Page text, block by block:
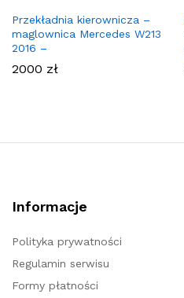
Przekładnia kierownicza –
maglownica Mercedes W213
2016 –
2000 zł
Informacje
Polityka prywatności
Regulamin serwisu
Formy płatności